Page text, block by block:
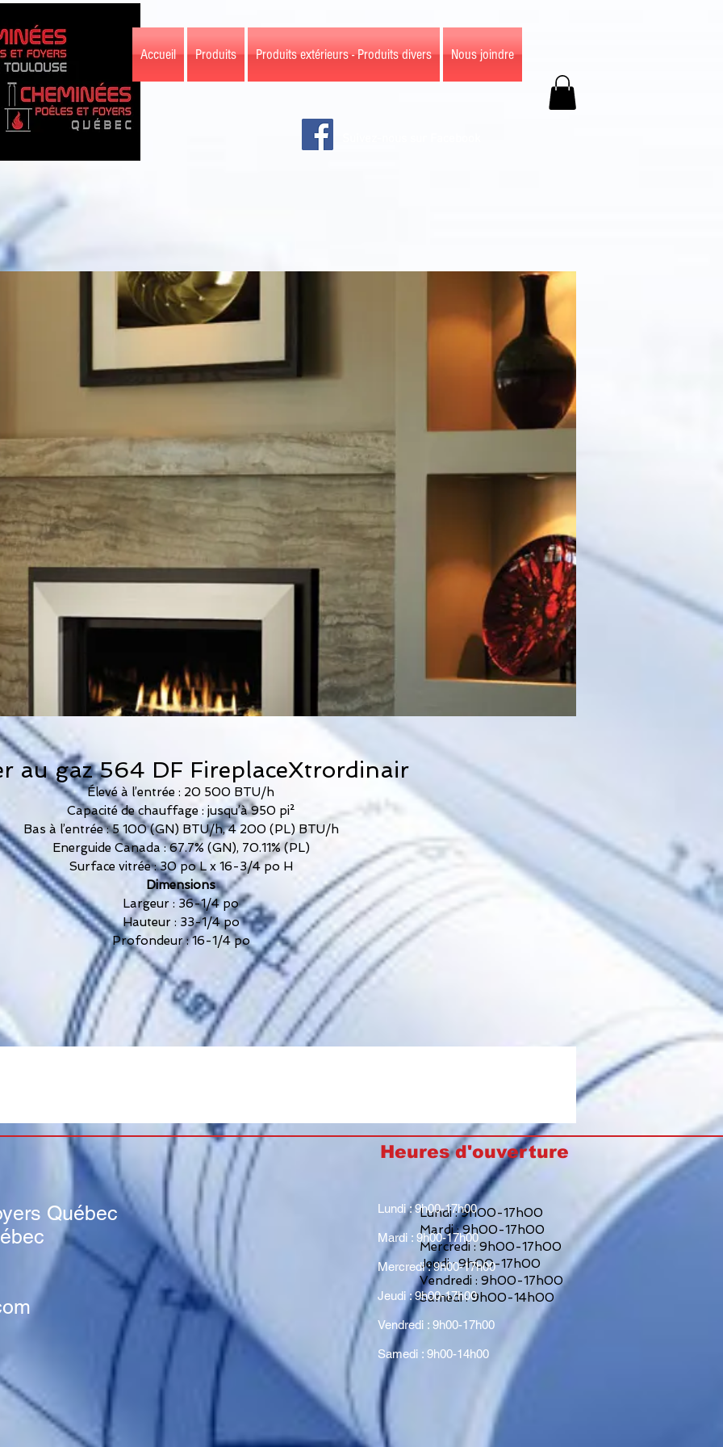
Accueil Produits Produits extérieurs - Produits divers Nous joindre
au gaz 564 DF FireplaceXtrordinair
Élevé à l’entrée : 20 500 BTU/h
Capacité de chauffage : jusqu’à 950 pi²
Bas à l’entrée : 5 100 (GN) BTU/h, 4 200 (PL) BTU/h
Energuide Canada : 67.7% (GN), 70.11% (PL)
Surface vitrée : 30 po L x 16-3/4 po H
Dimensions
Largeur : 36-1/4 po
Hauteur : 33-1/4 po
Profondeur : 16-1/4 po
Heures d'ouverture
Québec
Lundi : 9h00-17h00
Mardi : 9h00-17h00
Mercredi : 9h00-17h00
Jeudi : 9h00-17h00
Vendredi : 9h00-17h00
Samedi : 9h00-14h00
Lundi : 9h00-17h00
Mardi : 9h00-17h00
Mercredi : 9h00-17h00
Jeudi : 9h00-17h00
Vendredi : 9h00-17h00
Samedi : 9h00-14h00